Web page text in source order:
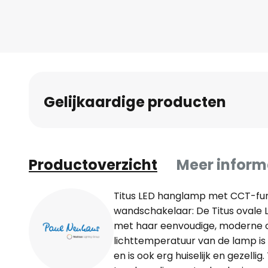
gallerij
Gelijkaardige producten
Productoverzicht Meer
Titus LED hanglamp met CCT-
wandschakelaar: De Titus ovale
met haar eenvoudige,
lichttemperatuur van de lamp
en is ook erg huiselijk en